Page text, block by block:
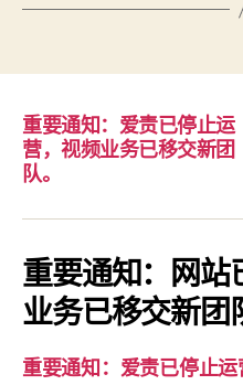
重要通知：爱责已停止运
营，视频业务已移交新团
队。
重要通知：网
业务已移交新团
重要通知：爱责已停止